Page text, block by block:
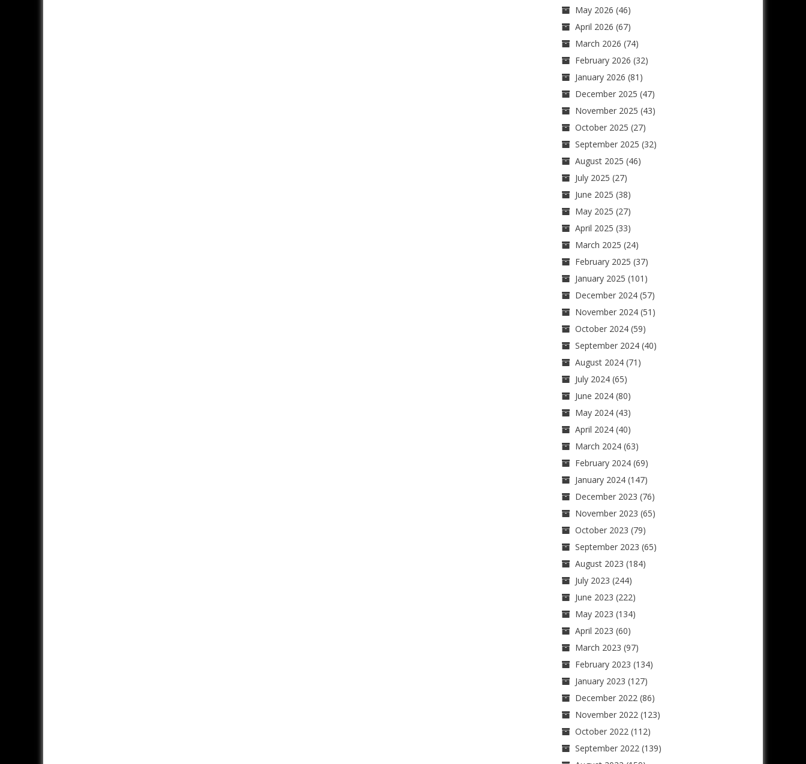
May 2026 (46)
April 2026 (67)
March 2026 (74)
February 2026 (32)
January 2026 (81)
December 2025 (47)
November 2025 (43)
October 2025 (27)
September 2025 (32)
August 2025 (46)
July 2025 (27)
June 2025 (38)
May 2025 (27)
April 2025 (33)
March 2025 (24)
February 2025 (37)
January 2025 (101)
December 2024(57)
November 2024(51)
October 2024(59)
September 2024(40)
August 2024(71)
July 2024(65)
June 2024(80)
May 2024(43)
April 2024(40)
March 2024(63)
February 2024(69)
January 2024(147)
December 2023 (76)
November 2023 (65)
October 2023 (79)
September 2023 (65)
August 2023 (184)
July 2023 (244)
June 2023 (222)
May 2023 (134)
April 2023 (60)
March 2023 (97)
February 2023 (134)
January 2023 (127)
December 2022(86)
November 2022(123)
October 2022(112)
September 2022(139)